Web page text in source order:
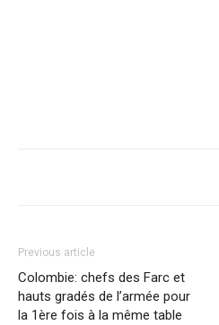
Previous article
Colombie: chefs des Farc et
hauts gradés de l’armée pour
la 1ère fois à la même table